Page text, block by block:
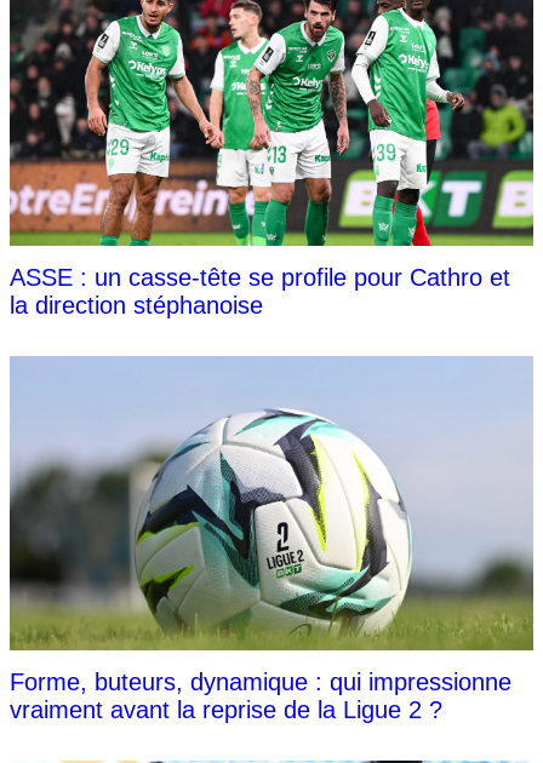
ASSE : un casse-tête se profile pour Cathro et
la direction stéphanoise
Forme, buteurs, dynamique : qui impressionne
vraiment avant la reprise de la Ligue 2 ?